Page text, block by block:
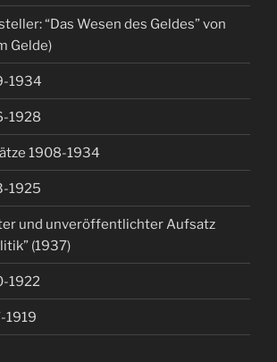
“Das Wesen des Geldes” von
Gelde)
1934
1928
1908-1934
1925
und unveröffentlichter Aufsatz
(1937)
1922
1919